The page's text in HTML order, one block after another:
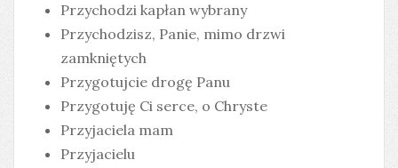
Przychodzi kapłan wybrany
Przychodzisz, Panie, mimo drzwi
zamkniętych
Przygotujcie drogę Panu
Przygotuję Ci serce, o Chryste
Przyjaciela mam
Przyjacielu